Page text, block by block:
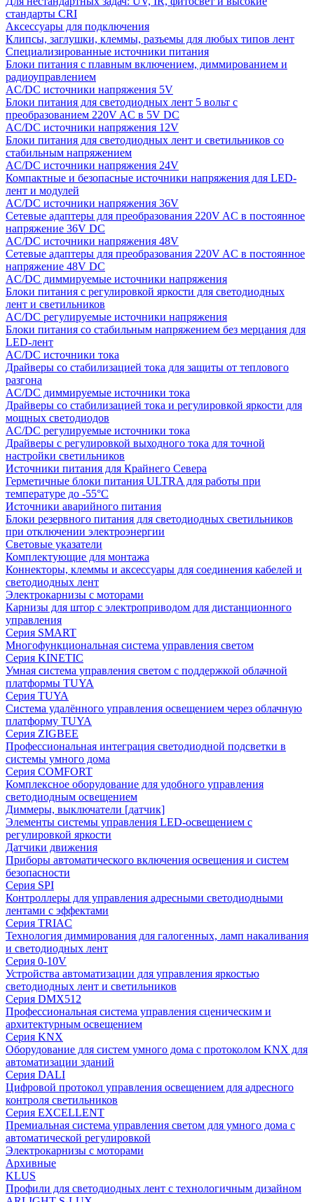
стандарты CRI
Аксессуары для подключения
Клипсы, заглушки, клеммы, разъемы для любых типов лент
Специализированные источники питания
Блоки питания с плавным включением, диммированием и
радиоуправлением
AC/DC источники напряжения 5V
Блоки питания для светодиодных лент 5 вольт с
преобразованием 220V AC в 5V DC
AC/DC источники напряжения 12V
Блоки питания для светодиодных лент и светильников со
стабильным напряжением
AC/DC источники напряжения 24V
Компактные и безопасные источники напряжения для LED-
лент и модулей
AC/DC источники напряжения 36V
Сетевые адаптеры для преобразования 220V AC в постоянное
напряжение 36V DC
AC/DC источники напряжения 48V
Сетевые адаптеры для преобразования 220V AC в постоянное
напряжение 48V DC
AC/DC диммируемые источники напряжения
Блоки питания с регулировкой яркости для светодиодных
лент и светильников
AC/DC регулируемые источники напряжения
Блоки питания со стабильным напряжением без мерцания для
LED-лент
AC/DC источники тока
Драйверы со стабилизацией тока для защиты от теплового
разгона
AC/DC диммируемые источники тока
Драйверы со стабилизацией тока и регулировкой яркости для
мощных светодиодов
AC/DC регулируемые источники тока
Драйверы с регулировкой выходного тока для точной
настройки светильников
Источники питания для Крайнего Севера
Герметичные блоки питания ULTRA для работы при
температуре до -55°C
Источники аварийного питания
Блоки резервного питания для светодиодных светильников
при отключении электроэнергии
Световые указатели
Комплектующие для монтажа
Коннекторы, клеммы и аксессуары для соединения кабелей и
светодиодных лент
Электрокарнизы с моторами
Карнизы для штор с электроприводом для дистанционного
управления
Серия SMART
Многофункциональная система управления светом
Серия KINETIC
Умная система управления светом с поддержкой облачной
платформы TUYA
Серия TUYA
Система удалённого управления освещением через облачную
платформу TUYA
Серия ZIGBEE
Профессиональная интеграция светодиодной подсветки в
системы умного дома
Серия COMFORT
Комплексное оборудование для удобного управления
светодиодным освещением
Диммеры, выключатели [датчик]
Элементы системы управления LED-освещением с
регулировкой яркости
Датчики движения
Приборы автоматического включения освещения и систем
безопасности
Серия SPI
Контроллеры для управления адресными светодиодными
лентами с эффектами
Серия TRIAC
Технология диммирования для галогенных, ламп накаливания
и светодиодных лент
Серия 0-10V
Устройства автоматизации для управления яркостью
светодиодных лент и светильников
Серия DMX512
Профессиональная система управления сценическим и
архитектурным освещением
Серия KNX
Оборудование для систем умного дома с протоколом KNX для
автоматизации зданий
Серия DALI
Цифровой протокол управления освещением для адресного
контроля светильников
Серия EXCELLENT
Премиальная система управления светом для умного дома с
автоматической регулировкой
Электрокарнизы с моторами
Архивные
KLUS
Профили для светодиодных лент с технологичным дизайном